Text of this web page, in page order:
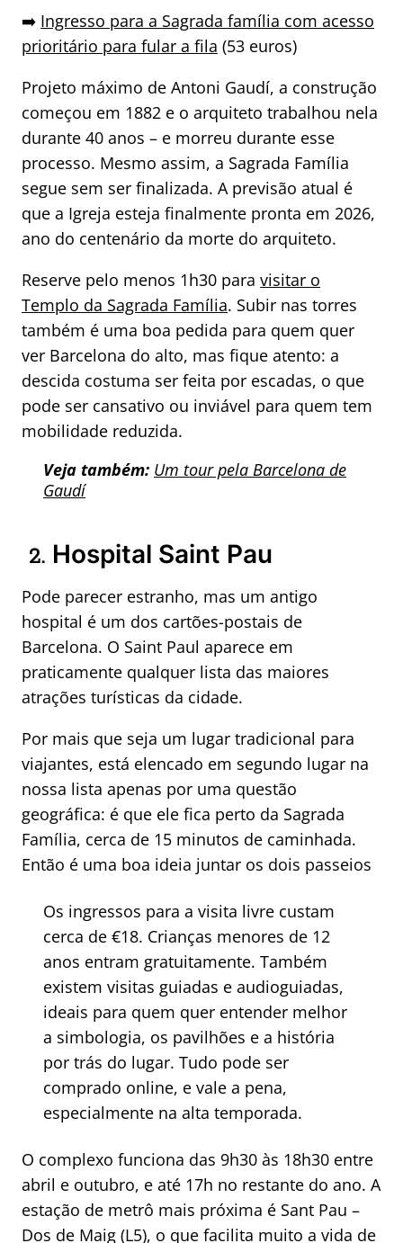
➡️ Ingresso para a Sagrada família com acesso
prioritário para fular a fila (53 euros)
Projeto máximo de Antoni Gaudí, a construção
começou em 1882 e o arquiteto trabalhou nela
durante 40 anos – e morreu durante esse
processo. Mesmo assim, a Sagrada Família
segue sem ser finalizada. A previsão atual é
que a Igreja esteja finalmente pronta em 2026,
ano do centenário da morte do arquiteto.
Reserve pelo menos 1h30 para visitar o
Templo da Sagrada Família. Subir nas torres
também é uma boa pedida para quem quer
ver Barcelona do alto, mas fique atento: a
descida costuma ser feita por escadas, o que
pode ser cansativo ou inviável para quem tem
mobilidade reduzida.
Veja também: Um tour pela Barcelona de
Gaudí
2. Hospital Saint Pau
Pode parecer estranho, mas um antigo
hospital é um dos cartões-postais de
Barcelona. O Saint Paul aparece em
praticamente qualquer lista das maiores
atrações turísticas da cidade.
Por mais que seja um lugar tradicional para
viajantes, está elencado em segundo lugar na
nossa lista apenas por uma questão
geográfica: é que ele fica perto da Sagrada
Família, cerca de 15 minutos de caminhada.
Então é uma boa ideia juntar os dois passeios
Os ingressos para a visita livre custam
cerca de €18. Crianças menores de 12
anos entram gratuitamente. Também
existem visitas guiadas e audioguiadas,
ideais para quem quer entender melhor
a simbologia, os pavilhões e a história
por trás do lugar. Tudo pode ser
comprado online, e vale a pena,
especialmente na alta temporada.
O complexo funciona das 9h30 às 18h30 entre
abril e outubro, e até 17h no restante do ano. A
estação de metrô mais próxima é Sant Pau –
Dos de Maig (L5), o que facilita muito a vida de